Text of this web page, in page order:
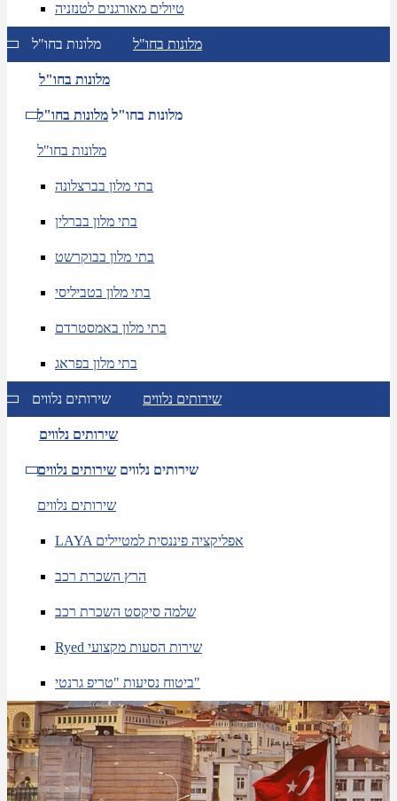
טיולים מאורגנים לטנזניה
מלונות בחו"ל מלונות בחו"ל
מלונות בחו"ל
מלונות בחו"ל מלונות בחו"ל
מלונות בחו"ל
בתי מלון בברצלונה
בתי מלון בברלין
בתי מלון בבוקרשט
בתי מלון בטביליסי
בתי מלון באמסטרדם
בתי מלון בפראג
שירותים נלווים שירותים נלווים
שירותים נלווים
שירותים נלווים שירותים נלווים
שירותים נלווים
LAYA אפליקציה פיננסית למטיילים
הרץ השכרת רכב
שלמה סיקסט השכרת רכב
Ryed שירות הסעות מקצועי
ביטוח נסיעות "טריפ גרנטי"